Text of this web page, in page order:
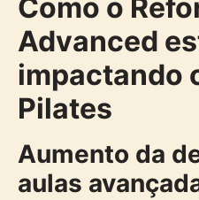
Como o
Advanced
impactando
Pilates
Aumento da
aulas